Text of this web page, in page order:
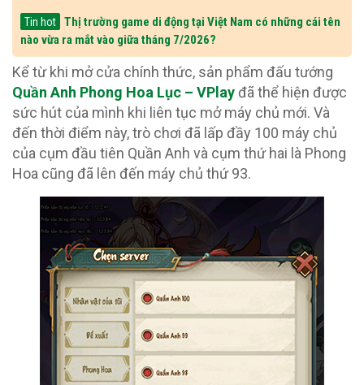
Tin hot
Thị trường game di động tại Việt Nam có những cái tên
nào vừa ra mắt vào giữa tháng 7/2026?
Kể từ khi mở cửa chính thức, sản phẩm đấu tướng
Quần Anh Phong Hoa Lục – VPlayđã thể hiện được
sức hút của mình khi liên tục mở máy chủ mới. Và
đến thời điểm này, trò chơi đã lấp đầy 100 máy chủ
của cụm đầu tiên Quần Anh và cụm thứ hai là Phong
Hoa cũng đã lên đến máy chủ thứ 93.